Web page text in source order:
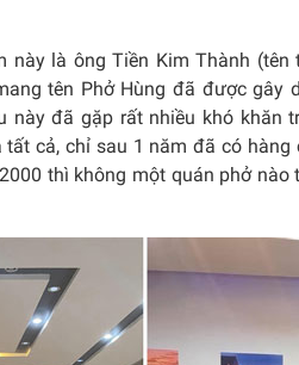
này là ông Tiền Kim Thành
tên Phở Hùng đã được gây
này đã gặp rất nhiều khó khăn
cả, chỉ sau 1 năm đã có
thì không một quán phở nào